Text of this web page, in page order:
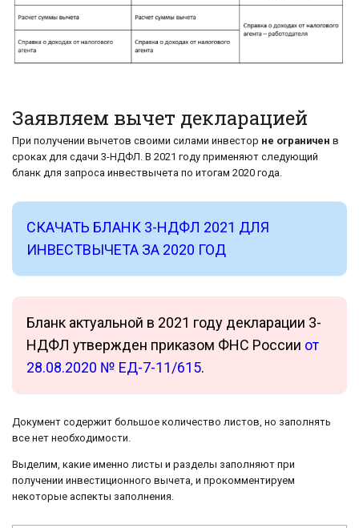
Заявляем вычет декларацией
При получении вычетов своими силами инвестор не ограничен в
сроках для сдачи 3-НДФЛ. В 2021 году применяют следующий
бланк для запроса инвествычета по итогам 2020 года.
СКАЧАТЬ БЛАНК 3-НДФЛ 2021 ДЛЯ
ИНВЕСТВЫЧЕТА ЗА 2020 ГОД
Бланк актуальной в 2021 году декларации 3-
НДФЛ утвержден приказом ФНС России от
28.08.2020 № ЕД-7-11/615.
Документ содержит большое количество листов, но заполнять
все нет необходимости.
Выделим, какие именно листы и разделы заполняют при
получении инвестиционного вычета, и прокомментируем
некоторые аспекты заполнения.